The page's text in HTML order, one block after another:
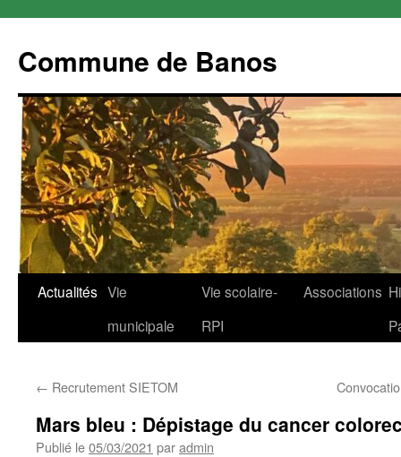
Commune de Banos
Aller
Actualités Vie
municipale
Vie scolaire-
RPI
Associations
← Recrutement SIETOM
Mars bleu : Dépistage du cancer
Publié le05/03/2021 paradmin